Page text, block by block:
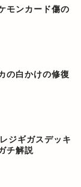
モンカード傷の
の白かけの修復
ジギガスデッキ
チ解説